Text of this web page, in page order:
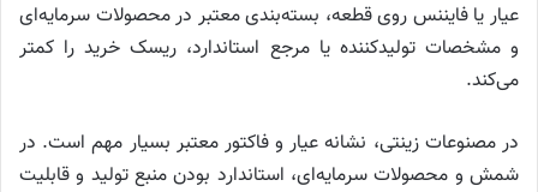
عیار یا فایننس روی قطعه، بسته‌بندی معتبر در محصولات سرمایه‌ای
و مشخصات تولیدکننده یا مرجع استاندارد، ریسک خرید را کمتر
می‌کند.
در مصنوعات زینتی، نشانه عیار و فاکتور معتبر بسیار مهم است. در
شمش و محصولات سرمایه‌ای، استاندارد بودن منبع تولید و قابلیت